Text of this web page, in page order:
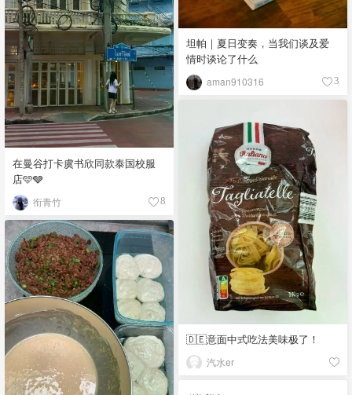
坦帕｜夏日变奏，当我们谈及爱
情时谈论了什么
aman910316 3
在曼谷打卡虞书欣同款泰国校服
店🩵🩶
衔青竹 8
🇩🇪意面中式吃法美味极了！
汽水er